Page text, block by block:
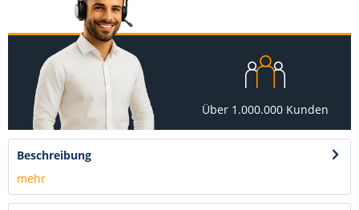
Über 1.000.000 Kunden
Beschreibung
mehr